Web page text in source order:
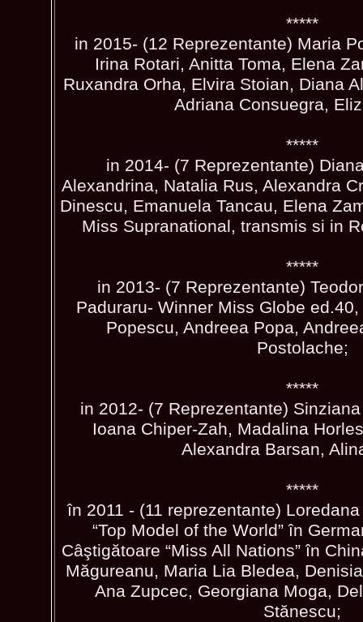
*****
in 2015- (12 Reprezentante) Maria
Irina Rotari, Anitta Toma, Elena
Ruxandra Orha, Elvira Stoian, Diana
Adriana Consuegra,
*****
in 2014- (7 Reprezentante)
Alexandrina, Natalia Rus, Alexandra
Dinescu, Emanuela Tancau, Elena
Miss Supranational, transmis si in
*****
in 2013- (7 Reprezentante)
Paduraru- Winner Miss Globe
Popescu, Andreea Popa,
Postolache;
*****
in 2012- (7 Reprezentante)
Ioana Chiper-Zah, Madalina
Alexandra Barsan,
*****
în 2011 - (11 reprezentante)
“Top Model of the World” în
Câştigătoare “Miss All Nations” în
Măgureanu, Maria Lia Bledea,
Ana Zupcec, Georgiana Moga,
Stănescu;